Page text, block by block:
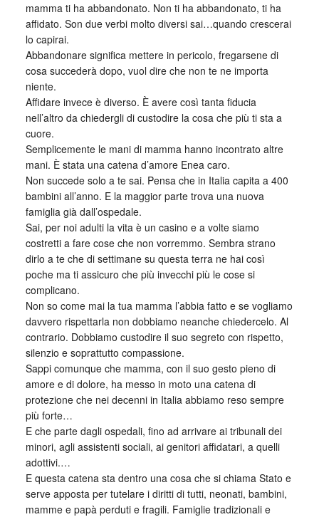
mamma ti ha abbandonato. Non ti ha abbandonato, ti ha
affidato. Son due verbi molto diversi sai…quando crescerai
lo capirai.
Abbandonare significa mettere in pericolo, fregarsene di
cosa succederà dopo, vuol dire che non te ne importa
niente.
Affidare invece è diverso. È avere così tanta fiducia
nell’altro da chiedergli di custodire la cosa che più ti sta a
cuore.
Semplicemente le mani di mamma hanno incontrato altre
mani. È stata una catena d’amore Enea caro.
Non succede solo a te sai. Pensa che in Italia capita a 400
bambini all’anno. E la maggior parte trova una nuova
famiglia già dall’ospedale.
Sai, per noi adulti la vita è un casino e a volte siamo
costretti a fare cose che non vorremmo. Sembra strano
dirlo a te che di settimane su questa terra ne hai così
poche ma ti assicuro che più invecchi più le cose si
complicano.
Non so come mai la tua mamma l’abbia fatto e se vogliamo
davvero rispettarla non dobbiamo neanche chiedercelo. Al
contrario. Dobbiamo custodire il suo segreto con rispetto,
silenzio e soprattutto compassione.
Sappi comunque che mamma, con il suo gesto pieno di
amore e di dolore, ha messo in moto una catena di
protezione che nei decenni in Italia abbiamo reso sempre
più forte…
E che parte dagli ospedali, fino ad arrivare ai tribunali dei
minori, agli assistenti sociali, ai genitori affidatari, a quelli
adottivi.…
E questa catena sta dentro una cosa che si chiama Stato e
serve apposta per tutelare i diritti di tutti, neonati, bambini,
mamme e papà perduti e fragili. Famiglie tradizionali e